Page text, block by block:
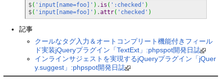
$( 'input[name=foo]' ) . is ( ':checked' )
$( 'input[name=foo]' ) .attr( 'checked' )
記事
クールなタグ入力＆オートコンプリート機能付きフィール
ド実装jQueryプラグイン「TextExt」:phpspot開発日誌
インラインサジェストを実現するjQueryプラグイン「jQuer
y.suggest」:phpspot開発日誌